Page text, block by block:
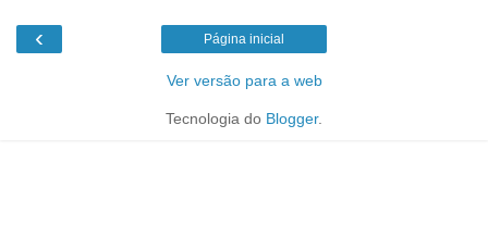
‹ Página inicial
Ver versão para a web
Tecnologia do Blogger.